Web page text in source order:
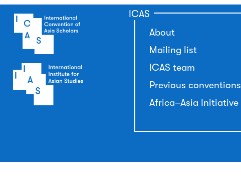
ICAS
About
Mailing list
ICAS team
Previous conventions
Africa–Asia Initiative